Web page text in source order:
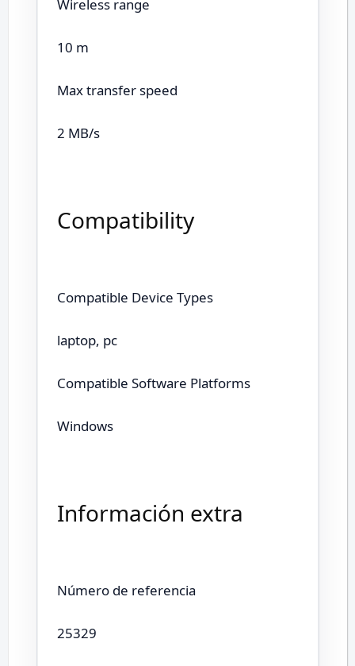
Wireless range
10 m
Max transfer speed
2 MB/s
Compatibility
Compatible Device Types
laptop, pc
Compatible Software Platforms
Windows
Información extra
Número de referencia
25329